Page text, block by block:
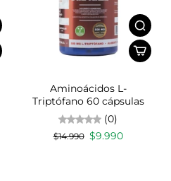
Aminoácidos L-
Triptófano 60 cápsulas
(0)
$14.990 $9.990